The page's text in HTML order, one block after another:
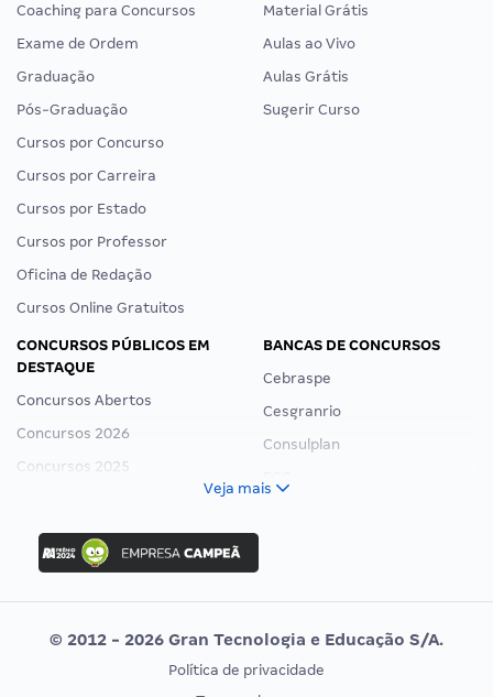
Coaching para Concursos
Exame de Ordem
Graduação
Pós-Graduação
Cursos por Concurso
Cursos por Carreira
Cursos por Estado
Cursos por Professor
Oficina de Redação
Cursos Online Gratuitos
Material Grátis
Aulas ao Vivo
Aulas Grátis
Sugerir Curso
CONCURSOS PÚBLICOS EM
DESTAQUE
Concursos Abertos
Concursos 2026
Concursos 2025
Concurso Ibama
Concurso MPU
Editais publicados
BANCAS DE CONCURSOS
Cebraspe
Cesgranrio
Consulplan
Vunesp
CONCURSOS POR PROFISSÃO EXAME DE ORDEM
Veja mais
© 2012 - 2026 Gran Tecnologia e Educação S/A.
Política de privacidade